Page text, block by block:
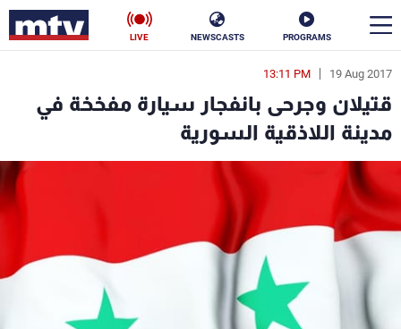
PROGRAMS
NEWSCASTS
LIVE
19 Aug 2017
13:11 PM
قتيلان وجرحى بانفجار سيارة مفخخة في
مدينة اللاذقية السورية
en
الأخبار
سياسة ناس
إقتصاد
منوعات رياضة
كأس العالم